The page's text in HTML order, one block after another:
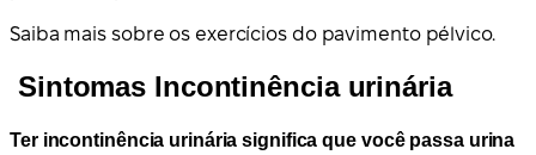
Saiba mais sobre os exercícios do pavimento pélvico.
Sintomas Incontinência urinária
Ter incontinência urinária significa que você passa urina